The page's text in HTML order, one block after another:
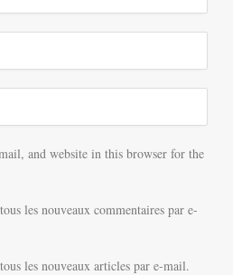
and website in this browser for the
les nouveaux commentaires par e-
les nouveaux articles par e-mail.